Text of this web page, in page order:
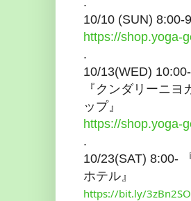
10/10 (SUN) 8:00-
https://shop.yoga-
.
10/13(WED)
『クンダリーニ
ップ』
https://shop.yoga-
.
10/23(SAT) 8:00-
ホテル』
https://bit.ly/3zBn2SO